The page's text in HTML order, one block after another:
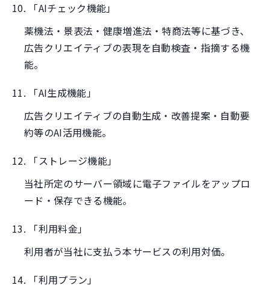
10. 「AIチェック機能」
薬機法・景表法・健康増進法・特商法等に基づき、
広告クリエイティブの表現を自動検査・指摘する機
能。
11. 「AI生成機能」
広告クリエイティブの自動生成・改善提案・自動要
約等のAI活用機能。
12. 「ストレージ機能」
当社所定のサーバー領域に電子ファイルをアップロ
ード・保存できる機能。
13. 「利用料金」
利用者が当社に支払う本サービスの利用対価。
14. 「利用プラン」